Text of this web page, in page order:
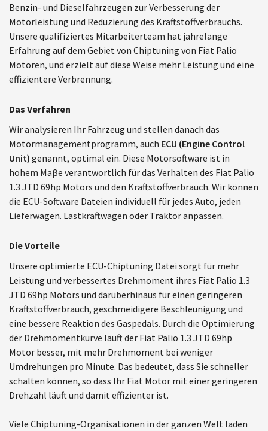
Benzin- und Dieselfahrzeugen zur Verbesserung der
Motorleistung und Reduzierung des Kraftstoffverbrauchs.
Unsere qualifiziertes Mitarbeiterteam hat jahrelange
Erfahrung auf dem Gebiet von Chiptuning von Fiat Palio
Motoren, und erzielt auf diese Weise mehr Leistung und eine
effizientere Verbrennung.
Das Verfahren
Wir analysieren Ihr Fahrzeug und stellen danach das
Motormanagementprogramm, auch ECU (Engine Control
Unit) genannt, optimal ein. Diese Motorsoftware ist in
hohem Maβe verantwortlich für das Verhalten des Fiat Palio
1.3 JTD 69hp Motors und den Kraftstoffverbrauch. Wir können
die ECU-Software Dateien individuell für jedes Auto, jeden
Lieferwagen. Lastkraftwagen oder Traktor anpassen.
Die Vorteile
Unsere optimierte ECU-Chiptuning Datei sorgt für mehr
Leistung und verbessertes Drehmoment ihres Fiat Palio 1.3
JTD 69hp Motors und darüberhinaus für einen geringeren
Kraftstoffverbrauch, geschmeidigere Beschleunigung und
eine bessere Reaktion des Gaspedals. Durch die Optimierung
der Drehmomentkurve läuft der Fiat Palio 1.3 JTD 69hp
Motor besser, mit mehr Drehmoment bei weniger
Umdrehungen pro Minute. Das bedeutet, dass Sie schneller
schalten können, so dass Ihr Fiat Motor mit einer geringeren
Drehzahl läuft und damit effizienter ist.
Viele Chiptuning-Organisationen in der ganzen Welt laden